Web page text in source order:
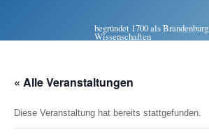
begründet 1700 als
Wissenschaften
« Alle Veranstaltungen
Diese Veranstaltung hat bereits stattgefunden.